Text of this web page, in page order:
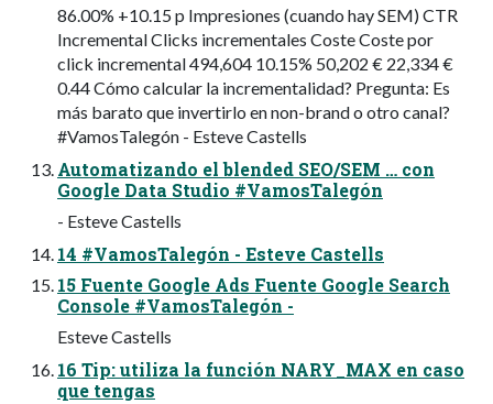
86.00% +10.15 p Impresiones (cuando hay SEM) CTR
Incremental Clicks incrementales Coste Coste por
click incremental 494,604 10.15% 50,202 € 22,334 €
0.44 Cómo calcular la incrementalidad? Pregunta: Es
más barato que invertirlo en non-brand o otro canal?
#VamosTalegón - Esteve Castells
Automatizando el blended SEO/SEM … con
Google Data Studio #VamosTalegón
- Esteve Castells
14 #VamosTalegón - Esteve Castells
15 Fuente Google Ads Fuente Google Search
Console #VamosTalegón -
Esteve Castells
16 Tip: utiliza la función NARY_MAX en caso
que tengas